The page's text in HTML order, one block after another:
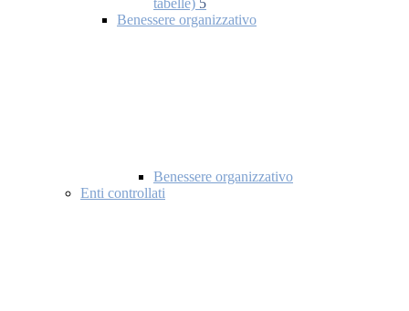
tabelle) 5
Benessere organizzativo
Benessere organizzativo
Enti controllati